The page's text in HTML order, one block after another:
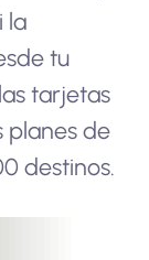
la
tu
tarjetas
planes de
destinos.